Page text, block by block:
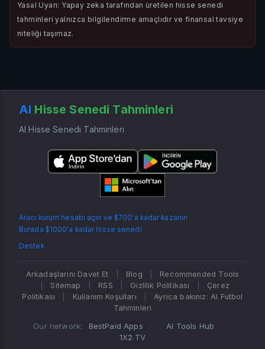
Yasal Uyarı: Yapay zeka tarafından üretilen hisse senedi
tahminleri yalnızca bilgilendirme amaçlıdır ve finansal tavsiye
niteliği taşımaz.
AI Hisse Senedi Tahminleri
AI Hisse Senedi Tahminleri
Aracı kurum hesabı açın ve $700'a kadar kazanın
Burada $1000'a kadar hisse senedi
Destek
Arkadaşlarını Davet Et Blog
Recommended Tools
Sitemap RSS Gizlilik Politikası
Çerez
Politikası
Kullanım Koşulları
Ayrıca bakınız: AI Futbol
Tahminleri
Our network: BestPaid Apps · AI Tools Hub
·
1X2.TV